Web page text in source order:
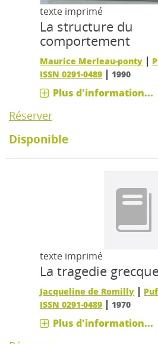
texte imprimé
La structure du
comportement
Maurice Merleau-ponty |
ISSN 0291-0489 | 1990
Plus d'information...
Réserver
Disponible
texte imprimé
La tragedie
Jacqueline de Romilly | Puf
ISSN 0291-0489 | 1970
Plus d'information...